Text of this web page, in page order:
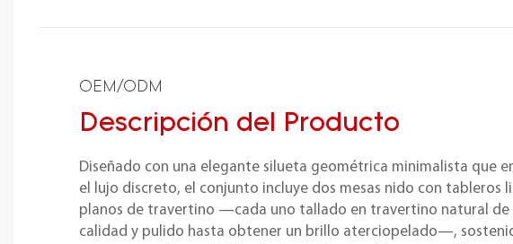
OEM/ODM
Descripción del Producto
Diseñado con una elegante silueta geométrica minimalista que
el lujo discreto, el conjunto incluye dos mesas nido con tableros
planos de travertino —cada uno tallado en travertino natural de
calidad y pulido hasta obtener un brillo aterciopelado—,